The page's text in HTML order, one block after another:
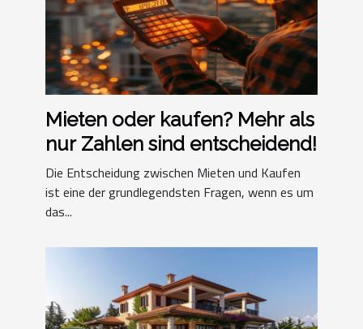
Mieten oder kaufen? Mehr als
nur Zahlen sind entscheidend!
Die Entscheidung zwischen Mieten und Kaufen
ist eine der grundlegendsten Fragen, wenn es um
das...